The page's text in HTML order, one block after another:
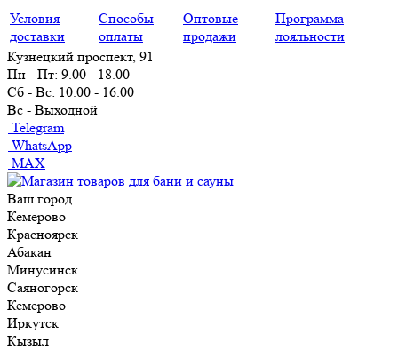
Условия
доставки
Способы
оплаты
Оптовые
продажи
Программа
лояльности
Кузнецкий проспект, 91
Пн - Пт: 9.00 - 18.00
Сб - Вс: 10.00 - 16.00
Вс - Выходной
Telegram
WhatsApp
MAX
Ваш город
Кемерово
Красноярск
Абакан
Минусинск
Саяногорск
Кемерово
Иркутск
Кызыл